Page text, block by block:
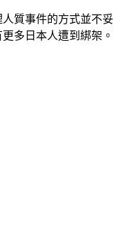
質事件的方式並不妥
多日本人遭到綁架。